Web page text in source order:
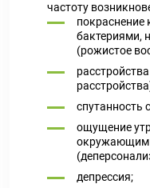
частоту
покраснение
бактериями,
(рожистое
спутанность
ощущение
окружающим
депрессия;